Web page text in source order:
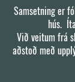
Samsetning er
hús.
Við veitum frá
aðstoð með